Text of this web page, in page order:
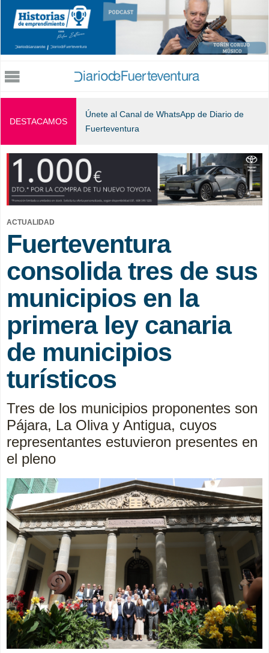
Jump to navigation
DESTACAMOS
Únete al Canal de WhatsApp de Diario de
Fuerteventura
ACTUALIDAD
Fuerteventura
consolida tres de sus
municipios en la
primera ley canaria
de municipios
turísticos
Tres de los municipios proponentes son
Pájara, La Oliva y Antigua, cuyos
representantes estuvieron presentes en
el pleno